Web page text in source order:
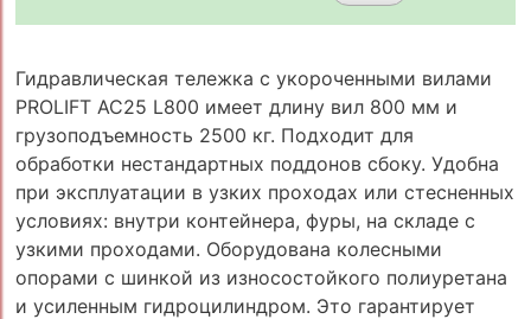
Гидравлическая тележка с укороченными вилами
PROLIFT AC25 L800 имеет длину вил 800 мм и
грузоподъемность 2500 кг. Подходит для
обработки нестандартных поддонов сбоку. Удобна
при эксплуатации в узких проходах или стесненных
условиях: внутри контейнера, фуры, на складе с
узкими проходами. Оборудована колесными
опорами с шинкой из износостойкого полиуретана
и усиленным гидроцилиндром. Это гарантирует